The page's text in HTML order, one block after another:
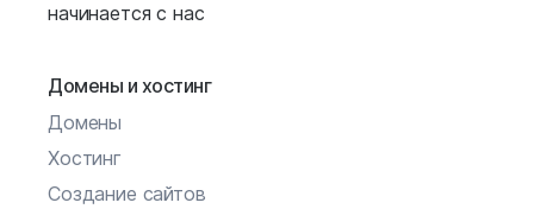
начинается с нас
Домены и хостинг
Домены
Хостинг
Создание сайтов